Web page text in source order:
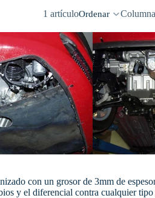
1 artículoOrdenar
con un grosor de 3mm de
y el diferencial contra cualquier tipo